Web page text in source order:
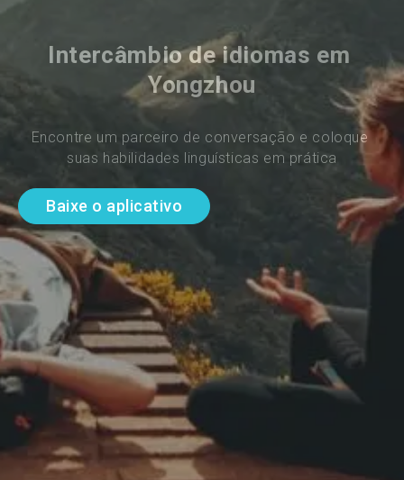
Intercâmbio de idiomas em
Yongzhou
Encontre um parceiro de conversação e coloque
suas habilidades linguísticas em prática
Baixe o aplicativo